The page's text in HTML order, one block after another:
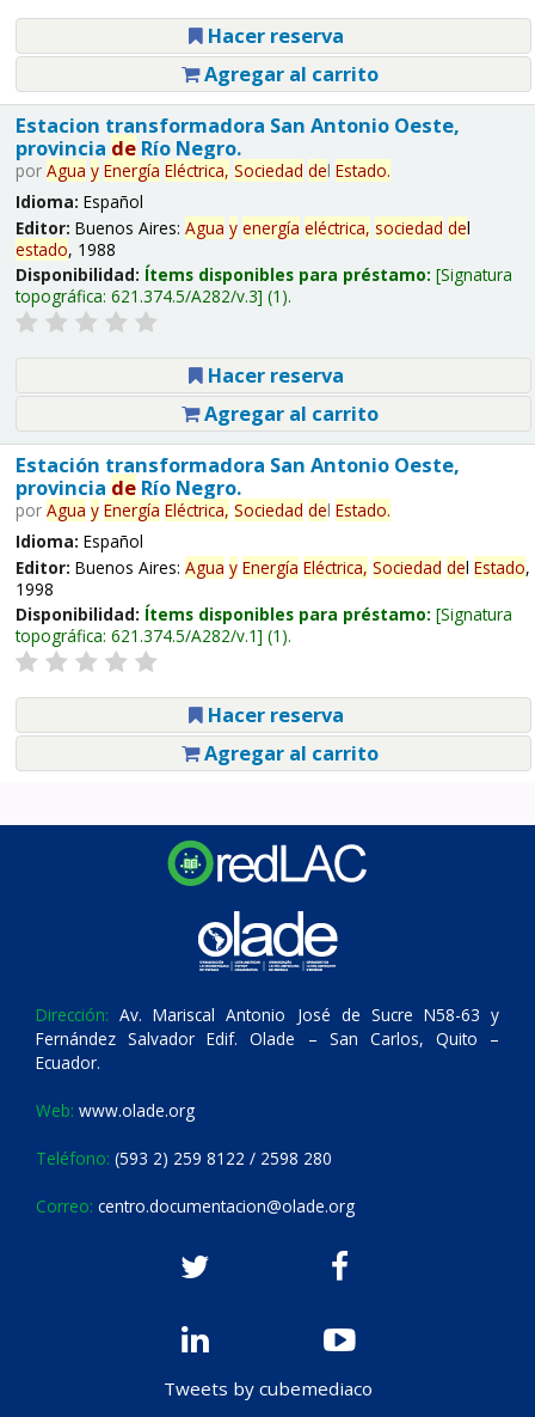
Hacer reserva
Agregar al carrito
Estacion transformadora San Antonio Oeste,
provincia deRío Negro.
por Agua y Energía Eléctrica, Sociedad del Estado.
Idioma: Español
Editor: Buenos Aires: Agua y energía eléctrica, sociedad del
estado, 1988
Disponibilidad: Ítems disponibles para préstamo: Signatura
topográfica: 621.374.5/A282/v.3 (1).
Hacer reserva
Agregar al carrito
Estación transformadora San Antonio Oeste,
provincia deRío Negro.
por Agua y Energía Eléctrica, Sociedad del Estado.
Idioma: Español
Editor: Buenos Aires: Agua y Energía Eléctrica, Sociedad del Estado,
1998
Disponibilidad: Ítems disponibles para préstamo: Signatura
topográfica: 621.374.5/A282/v.1 (1).
Hacer reserva
Agregar al carrito
Dirección: Av. Mariscal Antonio José de Sucre N58-63 y
Fernández Salvador Edif. Olade – San Carlos, Quito –
Ecuador.
Web: www.olade.org
Teléfono: (593 2) 259 8122 / 2598 280
Correo: centro.documentacion@olade.org
Tweets by cubemediaco